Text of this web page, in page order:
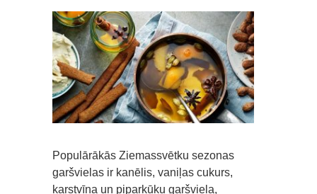
Populārākās Ziemassvētku sezonas
garšvielas ir kanēlis, vaniļas cukurs,
karstvīna un piparkūku garšviela,